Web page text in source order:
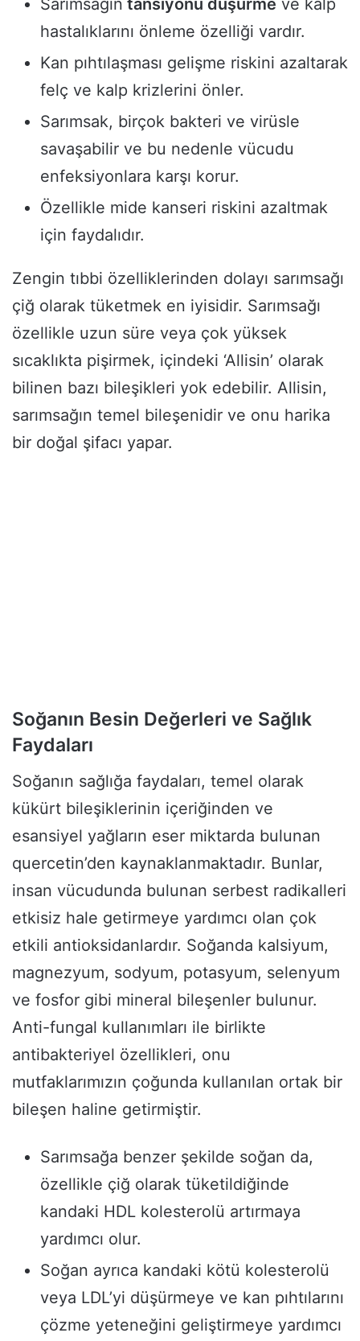
Sarımsağın tansiyonu düşürme ve kalp
hastalıklarını önleme özelliği vardır.
Kan pıhtılaşması gelişme riskini azaltarak
felç ve kalp krizlerini önler.
Sarımsak, birçok bakteri ve virüsle
savaşabilir ve bu nedenle vücudu
enfeksiyonlara karşı korur.
Özellikle mide kanseri riskini azaltmak
için faydalıdır.
Zengin tıbbi özelliklerinden dolayı sarımsağı
çiğ olarak tüketmek en iyisidir. Sarımsağı
özellikle uzun süre veya çok yüksek
sıcaklıkta pişirmek, içindeki ‘Allisin’ olarak
bilinen bazı bileşikleri yok edebilir. Allisin,
sarımsağın temel bileşenidir ve onu harika
bir doğal şifacı yapar.
Soğanın Besin Değerleri ve Sağlık
Faydaları
Soğanın sağlığa faydaları, temel olarak
kükürt bileşiklerinin içeriğinden ve
esansiyel yağların eser miktarda bulunan
quercetin’den kaynaklanmaktadır. Bunlar,
insan vücudunda bulunan serbest radikalleri
etkisiz hale getirmeye yardımcı olan çok
etkili antioksidanlardır. Soğanda kalsiyum,
magnezyum, sodyum, potasyum, selenyum
ve fosfor gibi mineral bileşenler bulunur.
Anti-fungal kullanımları ile birlikte
antibakteriyel özellikleri, onu
mutfaklarımızın çoğunda kullanılan ortak bir
bileşen haline getirmiştir.
Sarımsağa benzer şekilde soğan da,
özellikle çiğ olarak tüketildiğinde
kandaki HDL kolesterolü artırmaya
yardımcı olur.
Soğan ayrıca kandaki kötü kolesterolü
veya LDL’yi düşürmeye ve kan pıhtılarını
çözme yeteneğini geliştirmeye yardımcı